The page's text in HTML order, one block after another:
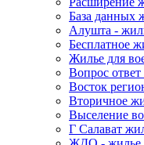
База данных
Алушта -
Бесплатное
Жилье для
Вопрос
Восток
Вторичное
Выселение
Г Салават